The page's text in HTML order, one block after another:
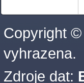
Copyright
vyhrazena.
Zdroje dat: